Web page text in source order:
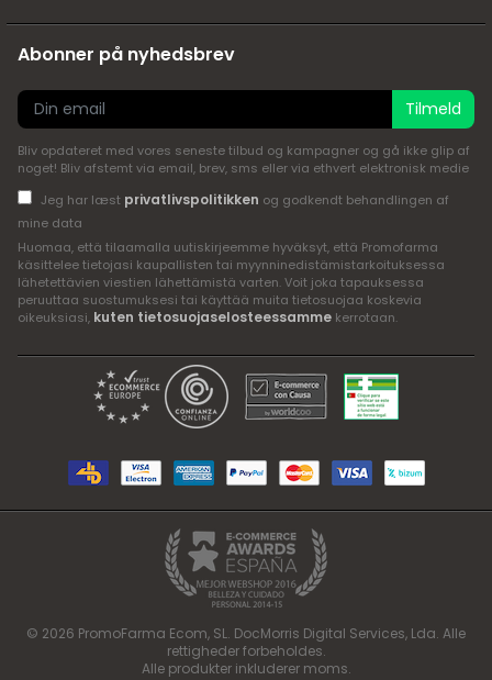
Abonner på nyhedsbrev
Tilmeld
Bliv opdateret med vores seneste tilbud og kampagner og gå ikke glip af
noget! Bliv afstemt via email, brev, sms eller via ethvert elektronisk medie
Jeg har læst privatlivspolitikken og godkendt behandlingen af
mine data
Huomaa, että tilaamalla uutiskirjeemme hyväksyt, että Promofarma
käsittelee tietojasi kaupallisten tai myynninedistämistarkoituksessa
lähetettävien viestien lähettämistä varten. Voit joka tapauksessa
peruuttaa suostumuksesi tai käyttää muita tietosuojaa koskevia
oikeuksiasi, kuten tietosuojaselosteessamme kerrotaan.
© 2026 PromoFarma Ecom, SL. DocMorris Digital Services, Lda. Alle
rettigheder forbeholdes.
Alle produkter inkluderer moms.